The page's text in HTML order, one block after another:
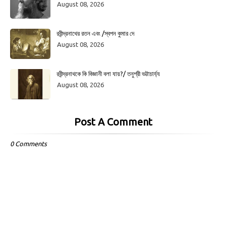
August 08, 2026
রবীন্দ্রনাথের রতন এবং /স্বপন কুমার দে
August 08, 2026
রবীন্দ্রনাথকে কি বিজ্ঞানী বলা যায়?/ তনুশ্রী ভট্টাচার্য্য
August 08, 2026
Post A Comment
0 Comments